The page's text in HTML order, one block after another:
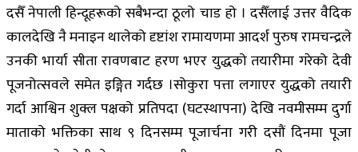
दसैँ नेपाली हिन्दूहरूको सबैभन्दा ठूलो चाड हो । दसैँलाई उत्तर वैदिक
कालदेखि नै मनाइन थालेको दृष्टांश रामायणमा आदर्श पुरुष रामचन्द्रले
उनकी भार्या सीता रावणबाट हरण भएर युद्धको तयारीमा गरेको देवी
पूजनोत्सवले समेत इङ्गित गर्दछ ।सोकुरा पत्ता लगाएर युद्धको तयारी
गर्दा आश्विन शुक्ल पक्षको प्रतिपदा (घटस्थापना) देखि नवमीसम्म दुर्गा
माताको भक्तिका साथ ९ दिनसम्म पूजार्चना गरी दसौं दिनमा पूजा